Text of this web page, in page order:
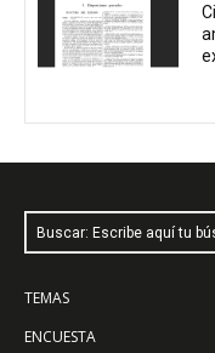
Buscar: Escribe aquí tu
TEMAS
ENCUESTA